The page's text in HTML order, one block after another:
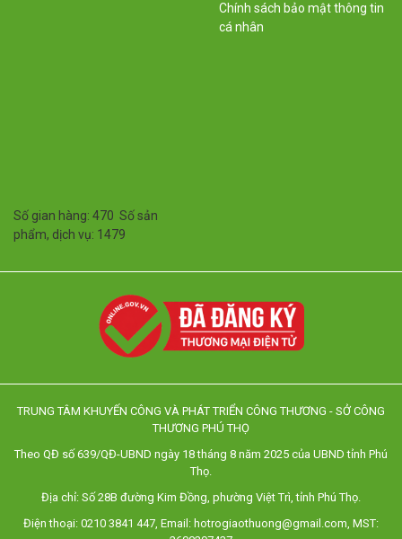
Chính sách bảo mật thông tin
cá nhân
Số gian hàng: 470 Số sản
phẩm, dịch vụ: 1479
TRUNG TÂM KHUYẾN CÔNG VÀ PHÁT TRIỂN CÔNG THƯƠNG - SỞ CÔNG
THƯƠNG PHÚ THỌ
Theo QĐ số 639/QĐ-UBND ngày 18 tháng 8 năm 2025 của UBND tỉnh Phú
Thọ.
Địa chỉ: Số 28B đường Kim Đồng, phường Việt Trì, tỉnh Phú Thọ.
Điện thoại: 0210 3841 447, Email: hotrogiaothuong@gmail.com, MST: